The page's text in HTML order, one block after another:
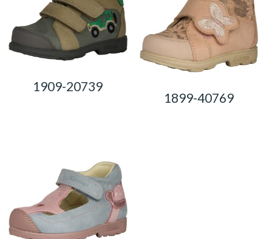
1909-20739
1899-40769